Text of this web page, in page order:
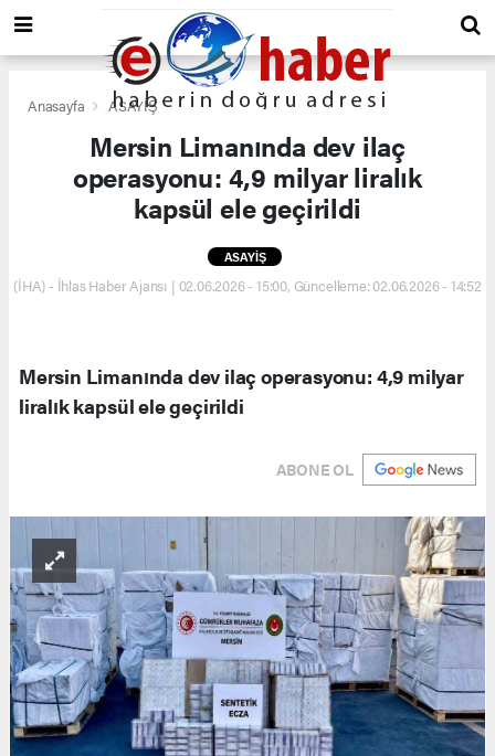
Anasayfa ASAYİŞ
Mersin Limanında dev ilaç
operasyonu: 4,9 milyar liralık
kapsül ele geçirildi
ASAYİŞ
(İHA) - İhlas Haber Ajansı | 02.06.2026 - 15:00, Güncelleme: 02.06.2026 - 14:52
Mersin Limanında dev ilaç operasyonu: 4,9 milyar
liralık kapsül ele geçirildi
ABONE OL